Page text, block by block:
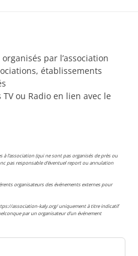
par l’association
établissements
ou Radio en lien avec le
à l’association (qui ne sont pas organisés de près ou
pas responsable d’éventuel report ou annulation
organisateurs des événements externes pour
association-kaly.org/ uniquement à titre indicatif
par un organisateur d’un événement